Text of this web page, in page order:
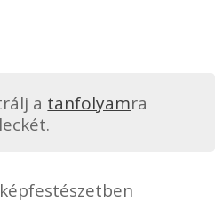
a tanfolyamra